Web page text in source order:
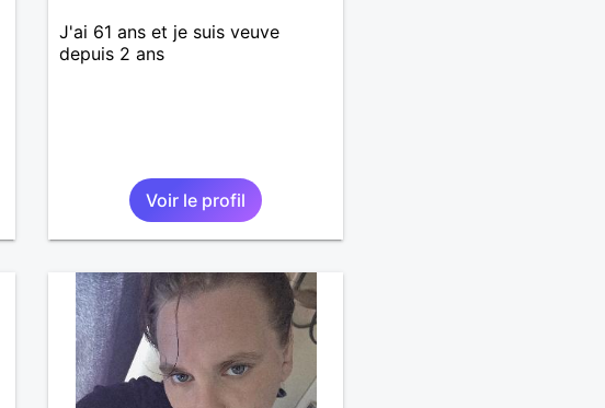
J'ai 61 ans et je suis veuve
depuis 2 ans
Voir le profil